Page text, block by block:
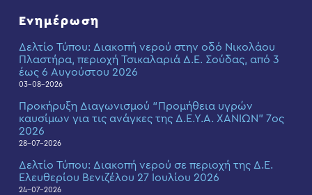
Ενημέρωση
Δελτίο Τύπου: Διακοπή νερού στην οδό Νικολάου
Πλαστήρα, περιοχή Τσικαλαριά Δ.Ε. Σούδας, από 3
έως 6 Αυγούστου 2026
03-08-2026
Προκήρυξη Διαγωνισμού “Προμήθεια υγρών
καυσίμων για τις ανάγκες της Δ.Ε.Υ.Α. ΧΑΝΙΩΝ” 7ος
2026
28-07-2026
Δελτίο Τύπου: Διακοπή νερού σε περιοχή της Δ.Ε.
Ελευθερίου Βενιζέλου 27 Ιουλίου 2026
24-07-2026